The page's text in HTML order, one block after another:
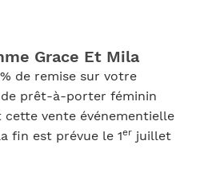
Grace Et Mila
de remise sur votre
prêt-à-porter féminin
cette vente événementielle
fin est prévue le 1erjuillet